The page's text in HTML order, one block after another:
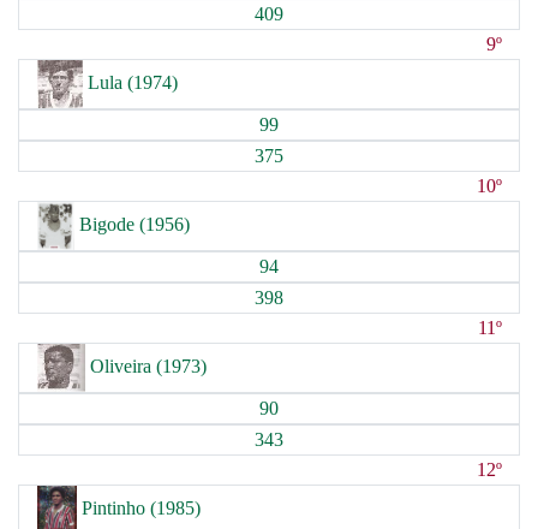
409
9º
Lula (1974)
99
375
10º
Bigode (1956)
94
398
11º
Oliveira (1973)
90
343
12º
Pintinho (1985)